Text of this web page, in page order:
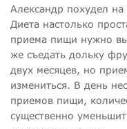
Александр похудел
Диета настолько
приема пищи нужно
же съедать дольку
двух месяцев, но
измениться. В день
приемов пищи,
существенно